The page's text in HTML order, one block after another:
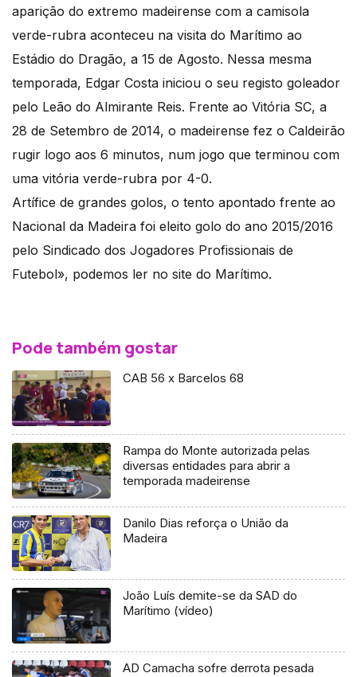
aparição do extremo madeirense com a camisola
verde-rubra aconteceu na visita do Marítimo ao
Estádio do Dragão, a 15 de Agosto. Nessa mesma
temporada, Edgar Costa iniciou o seu registo goleador
pelo Leão do Almirante Reis. Frente ao Vitória SC, a
28 de Setembro de 2014, o madeirense fez o Caldeirão
rugir logo aos 6 minutos, num jogo que terminou com
uma vitória verde-rubra por 4-0.
Artífice de grandes golos, o tento apontado frente ao
Nacional da Madeira foi eleito golo do ano 2015/2016
pelo Sindicado dos Jogadores Profissionais de
Futebol», podemos ler no site do Marítimo.
Pode também gostar
CAB 56 x Barcelos 68
Rampa do Monte autorizada pelas
diversas entidades para abrir a
temporada madeirense
Danilo Dias reforça o União da
Madeira
João Luís demite-se da SAD do
Marítimo (vídeo)
AD Camacha sofre derrota pesada